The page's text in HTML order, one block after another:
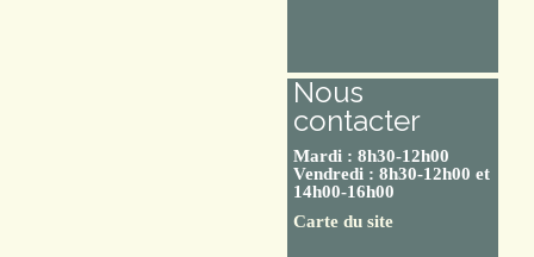
Nous
contacter
Mardi : 8h30-12h00
Vendredi : 8h30-12h00 et
14h00-16h00
Carte du site